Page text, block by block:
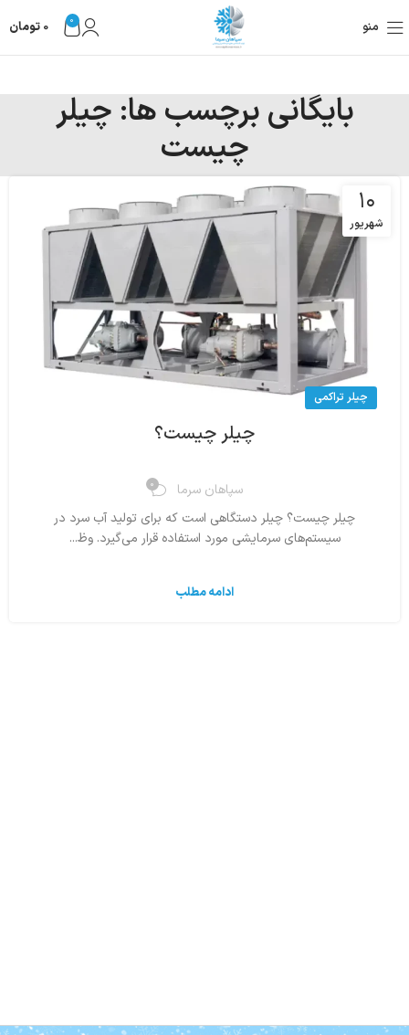
منو 0
0 تومان
بایگانی برچسب ها: چیلر
چیست
۱۰
شهریور
چیلر تراکمی
چیلر چیست؟
سپاهان سرما 0
چیلر چیست؟ چیلر دستگاهی است که برای تولید آب سرد در
سیستم‌های سرمایشی مورد استفاده قرار می‌گیرد. وظ...
ادامه مطلب